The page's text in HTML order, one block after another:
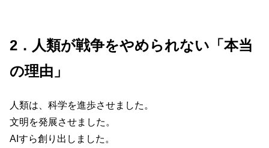
2．人類が戦争をやめられない「本当
の理由」
人類は、科学を進歩させました。
文明を発展させました。
AIすら創り出しました。